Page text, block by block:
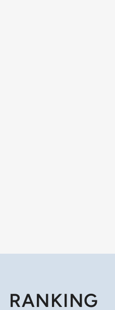
RANKING